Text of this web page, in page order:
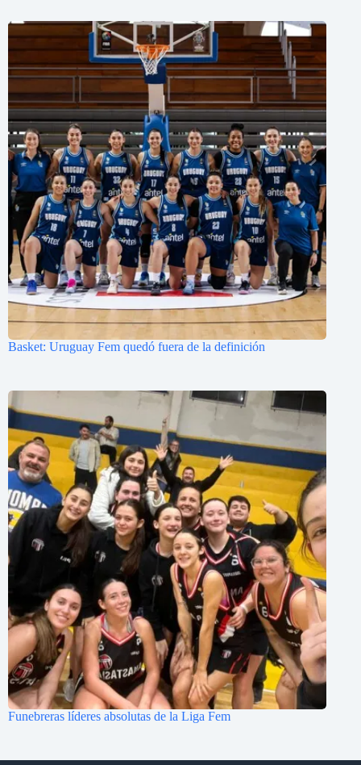
Basket: Uruguay Fem quedó fuera de la definición
Funebreras líderes absolutas de la Liga Fem